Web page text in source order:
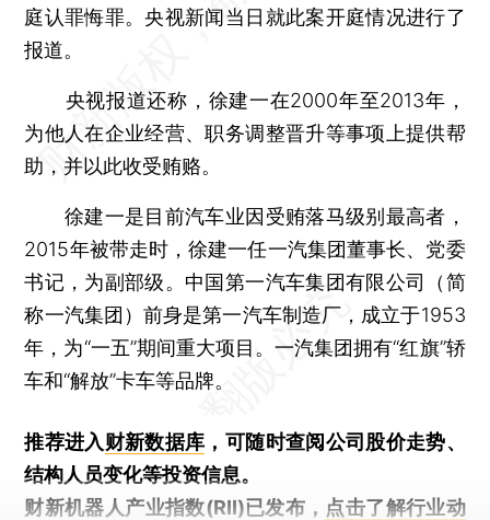
庭认罪悔罪。央视新闻当日就此案开庭情况进行了
报道。
央视报道还称，徐建一在2000年至2013年，
为他人在企业经营、职务调整晋升等事项上提供帮
助，并以此收受贿赂。
徐建一是目前汽车业因受贿落马级别最高者，
2015年被带走时，徐建一任一汽集团董事长、党委
书记，为副部级。中国第一汽车集团有限公司（简
称一汽集团）前身是第一汽车制造厂，成立于1953
年，为“一五”期间重大项目。一汽集团拥有“红旗”轿
车和“解放”卡车等品牌。
推荐进入财新数据库 ，可随时查阅公司股价走势、
结构人员变化等投资信息。
财新机器人产业指数(RII)已发布， 点击了解行业动